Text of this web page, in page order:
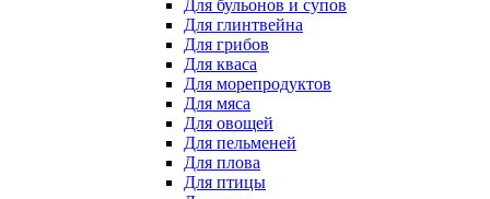
Для бульонов и супов
Для глинтвейна
Для грибов
Для кваса
Для морепродуктов
Для мяса
Для овощей
Для пельменей
Для плова
Для птицы